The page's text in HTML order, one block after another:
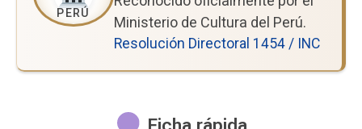
Ministerio de Cultura del Perú.
Resolución Directoral 1454 / INC